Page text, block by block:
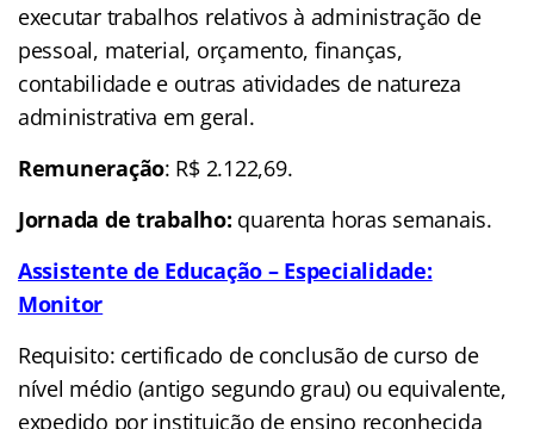
executar trabalhos relativos à administração de
pessoal, material, orçamento, finanças,
contabilidade e outras atividades de natureza
administrativa em geral.
Remuneração: R$ 2.122,69.
Jornada de trabalho: quarenta horas semanais.
Assistente de Educação – Especialidade:
Monitor
Requisito: certificado de conclusão de curso de
nível médio (antigo segundo grau) ou equivalente,
expedido por instituição de ensino reconhecida